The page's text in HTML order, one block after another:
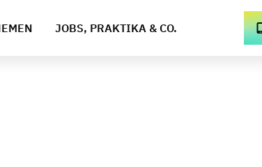
JOBS, PRAKTIKA & CO.